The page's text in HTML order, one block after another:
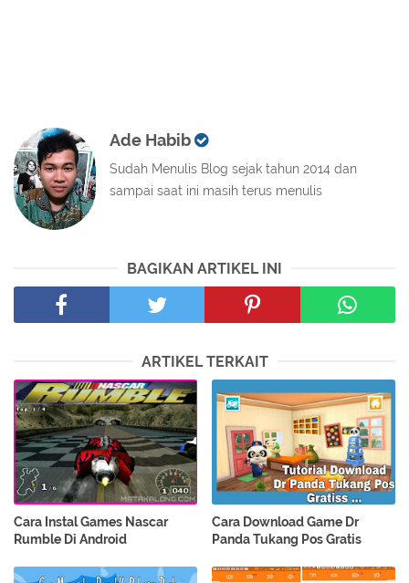
Ade Habib
Sudah Menulis Blog sejak tahun 2014 dan
sampai saat ini masih terus menulis
BAGIKAN ARTIKEL INI
ARTIKEL TERKAIT
Cara Instal Games Nascar
Rumble Di Android
Cara Download Game Dr
Panda Tukang Pos Gratis